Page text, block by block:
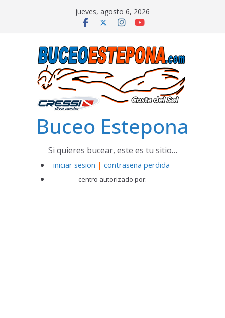
jueves, agosto 6, 2026
Buceo Estepona
Si quieres bucear, este es tu sitio…
iniciar sesion | contraseña perdida
centro autorizado por: